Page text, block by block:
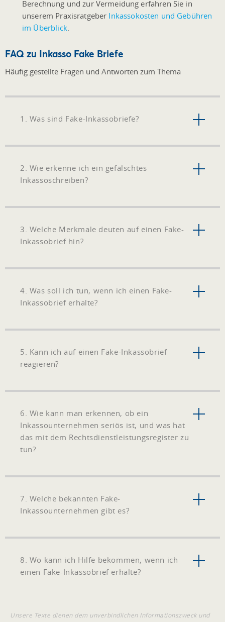
Berechnung und zur Vermeidung erfahren Sie in
unserem Praxisratgeber Inkassokosten und Gebühren
im Überblick.
FAQ zu Inkasso Fake Briefe
Häufig gestellte Fragen und Antworten zum Thema
1. Was sind Fake-Inkassobriefe?
2. Wie erkenne ich ein gefälschtes
Inkassoschreiben?
3. Welche Merkmale deuten auf einen Fake-
Inkassobrief hin?
4. Was soll ich tun, wenn ich einen Fake-
Inkassobrief erhalte?
5. Kann ich auf einen Fake-Inkassobrief
reagieren?
6. Wie kann man erkennen, ob ein
Inkassounternehmen seriös ist, und was hat
das mit dem Rechtsdienstleistungsregister zu
tun?
7. Welche bekannten Fake-
Inkassounternehmen gibt es?
8. Wo kann ich Hilfe bekommen, wenn ich
einen Fake-Inkassobrief erhalte?
Unsere Texte dienen dem unverbindlichen Informationszweck und